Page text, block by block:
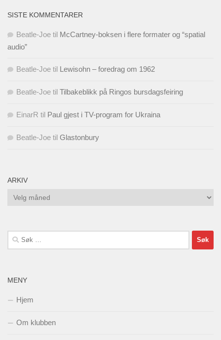
SISTE KOMMENTARER
Beatle-Joe til McCartney-boksen i flere formater og “spatial
audio”
Beatle-Joe til Lewisohn – foredrag om 1962
Beatle-Joe til Tilbakeblikk på Ringos bursdagsfeiring
EinarR til Paul gjest i TV-program for Ukraina
Beatle-Joe til Glastonbury
ARKIV
Arkiv
Søk
etter:
MENY
Hjem
Om klubben